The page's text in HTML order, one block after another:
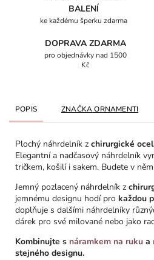
BALENÍ
ke každému šperku zdarma
DOPRAVA ZDARMA
pro objednávky nad 1500
Kč
POPIS ZNAČKAORNAMENTI
Plochý náhrdelník z chirurgické
Elegantní a nadčasový náhrdelník
tričkem, košilí i sakem. Budete v
Jemný pozlacený náhrdelník z
jemnému designu hodí pro každou
doplňuje s dalšími náhrdelníky
dárek pro své milované nebo jako
Kombinujte s náramkem na ruku a
stejného designu.